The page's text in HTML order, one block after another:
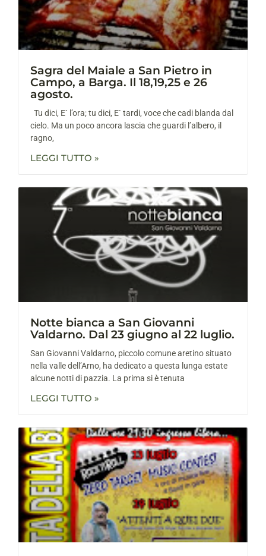
Sagra del Maiale a San Pietro in
Campo, a Barga. Il 18,19,25 e 26
agosto.
Tu dici, E` l’ora; tu dici, E` tardi, voce che cadi blanda dal
cielo. Ma un poco ancora lascia che guardi l’albero, il
ragno,
LEGGI TUTTO »
Notte bianca a San Giovanni
Valdarno. Dal 23 giugno al 22 luglio.
San Giovanni Valdarno, piccolo comune aretino situato
nella valle dell’Arno, ha dedicato a questa lunga estate
alcune notti di pazzia. La prima si è tenuta
LEGGI TUTTO »